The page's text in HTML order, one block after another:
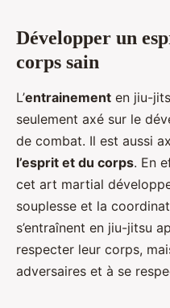
Développer un
corps sain
L’entrainement en jiu-
seulement axé sur le
de combat. Il est aussi
l’esprit et du corps. En
cet art martial
souplesse et la
s’entraînent en jiu-jitsu
respecter leur corps,
adversaires et à se